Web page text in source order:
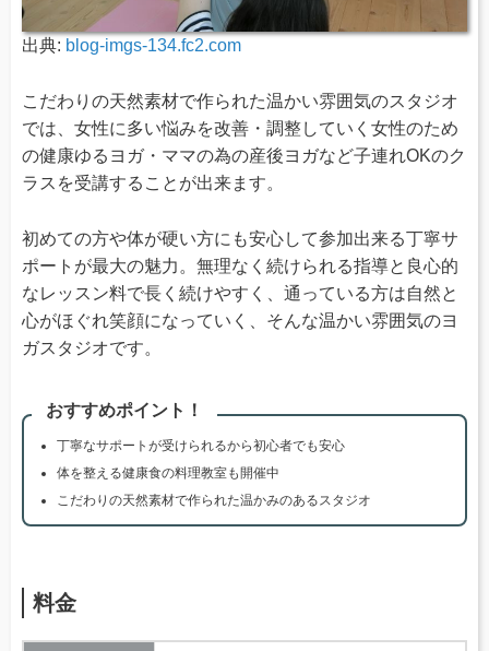
出典: blog-imgs-134.fc2.com
こだわりの天然素材で作られた温かい雰囲気のスタジオ
では、女性に多い悩みを改善・調整していく女性のため
の健康ゆるヨガ・ママの為の産後ヨガなど子連れOKのク
ラスを受講することが出来ます。
初めての方や体が硬い方にも安心して参加出来る丁寧サ
ポートが最大の魅力。無理なく続けられる指導と良心的
なレッスン料で長く続けやすく、通っている方は自然と
心がほぐれ笑顔になっていく、そんな温かい雰囲気のヨ
ガスタジオです。
おすすめポイント！
丁寧なサポートが受けられるから初心者でも安心
体を整える健康食の料理教室も開催中
こだわりの天然素材で作られた温かみのあるスタジオ
料金